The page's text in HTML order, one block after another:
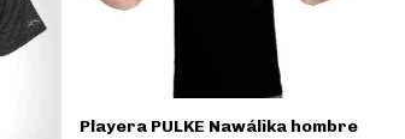
Playera PULKE Nawálika hombre